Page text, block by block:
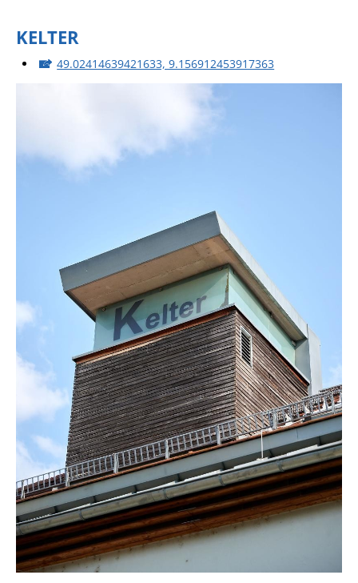
KELTER
49.02414639421633, 9.156912453917363